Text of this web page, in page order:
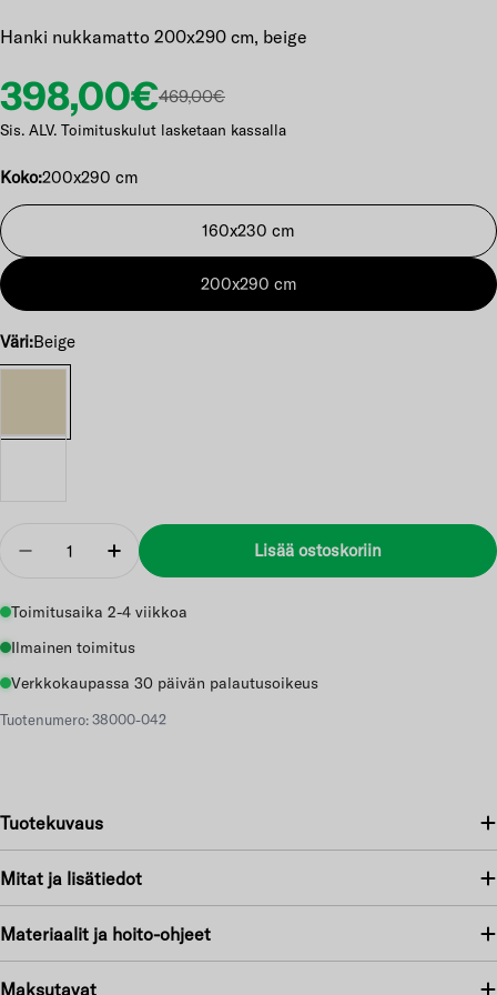
Hanki nukkamatto 200x290 cm, beige
Etuhinta
398,00€
Normaalihinta
469,00€
Sis. ALV. Toimituskulut lasketaan kassalla
Koko:200x290 cm
160x230 cm
200x290 cm
Väri:Beige
Vähennä Lisää
Lisää ostoskoriin
Toimitusaika 2-4 viikkoa
Ilmainen toimitus
Verkkokaupassa 30 päivän palautusoikeus
Tuotenumero: 38000-042
Tuotekuvaus
Mitat ja lisätiedot
Materiaalit ja hoito-ohjeet
Maksutavat